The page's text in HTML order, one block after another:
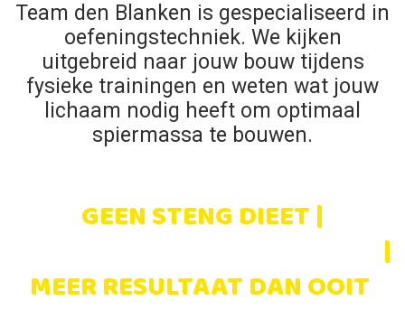
Team den Blanken is gespecialiseerd in
oefeningstechniek. We kijken
uitgebreid naar jouw bouw tijdens
fysieke trainingen en weten wat jouw
lichaam nodig heeft om optimaal
spiermassa te bouwen.
GEEN STENG DIEET |
|
MEER RESULTAAT DAN OOIT